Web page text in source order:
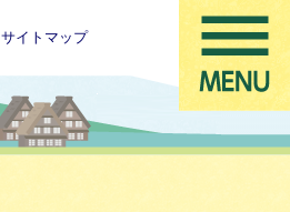
サイトマップ